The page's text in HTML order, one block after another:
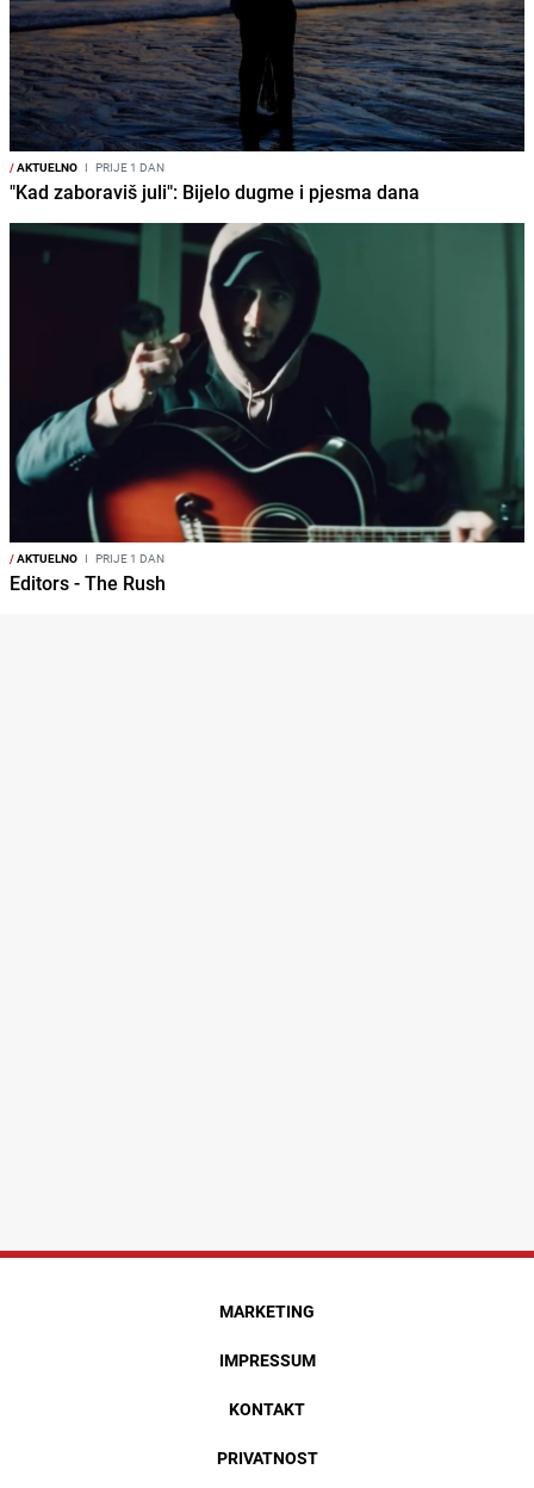
/AKTUELNO I PRIJE 1 DAN
"Kad zaboraviš juli": Bijelo dugme i pjesma dana
/AKTUELNO I PRIJE 1 DAN
Editors - The Rush
MARKETING
IMPRESSUM
KONTAKT
PRIVATNOST